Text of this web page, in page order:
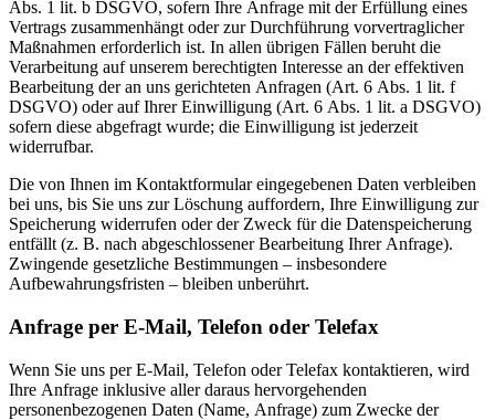
Abs. 1 lit. b DSGVO, sofern Ihre Anfrage mit der Erfüllung eines
Vertrags zusammenhängt oder zur Durchführung vorvertraglicher
Maßnahmen erforderlich ist. In allen übrigen Fällen beruht die
Verarbeitung auf unserem berechtigten Interesse an der effektiven
Bearbeitung der an uns gerichteten Anfragen (Art. 6 Abs. 1 lit. f
DSGVO) oder auf Ihrer Einwilligung (Art. 6 Abs. 1 lit. a DSGVO)
sofern diese abgefragt wurde; die Einwilligung ist jederzeit
widerrufbar.
Die von Ihnen im Kontaktformular eingegebenen Daten verbleiben
bei uns, bis Sie uns zur Löschung auffordern, Ihre Einwilligung zur
Speicherung widerrufen oder der Zweck für die Datenspeicherung
entfällt (z. B. nach abgeschlossener Bearbeitung Ihrer Anfrage).
Zwingende gesetzliche Bestimmungen – insbesondere
Aufbewahrungsfristen – bleiben unberührt.
Anfrage per E-Mail, Telefon oder Telefax
Wenn Sie uns per E-Mail, Telefon oder Telefax kontaktieren, wird
Ihre Anfrage inklusive aller daraus hervorgehenden
personenbezogenen Daten (Name, Anfrage) zum Zwecke der